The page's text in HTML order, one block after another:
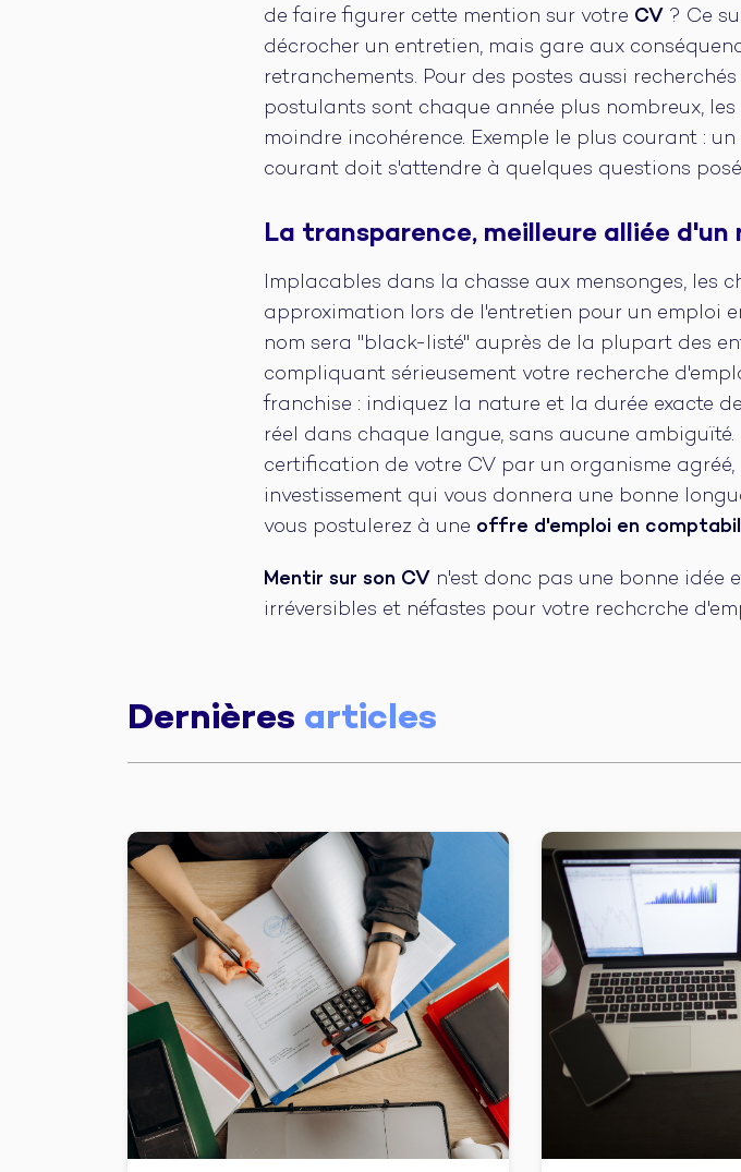
de faire figurer cette mention sur votre CV ? Ce
décrocher un entretien, mais gare aux
retranchements. Pour des postes aussi
postulants sont chaque année plus nombreux,
moindre incohérence. Exemple le plus courant :
courant doit s'attendre à quelques questions
La transparence, meilleure alliée
Implacables dans la chasse aux mensonges, les
approximation lors de l'entretien pour un emploi
nom sera "black-listé" auprès de la plupart des
compliquant sérieusement votre recherche
franchise : indiquez la nature et la durée exacte
réel dans chaque langue, sans aucune
certification de votre CV par un organisme
investissement qui vous donnera une bonne
vous postulerez à une offre d'emploi en
Mentir sur son CV n'est donc pas une bonne idée
irréversibles et néfastes pour votre rechcrche
Dernières articles